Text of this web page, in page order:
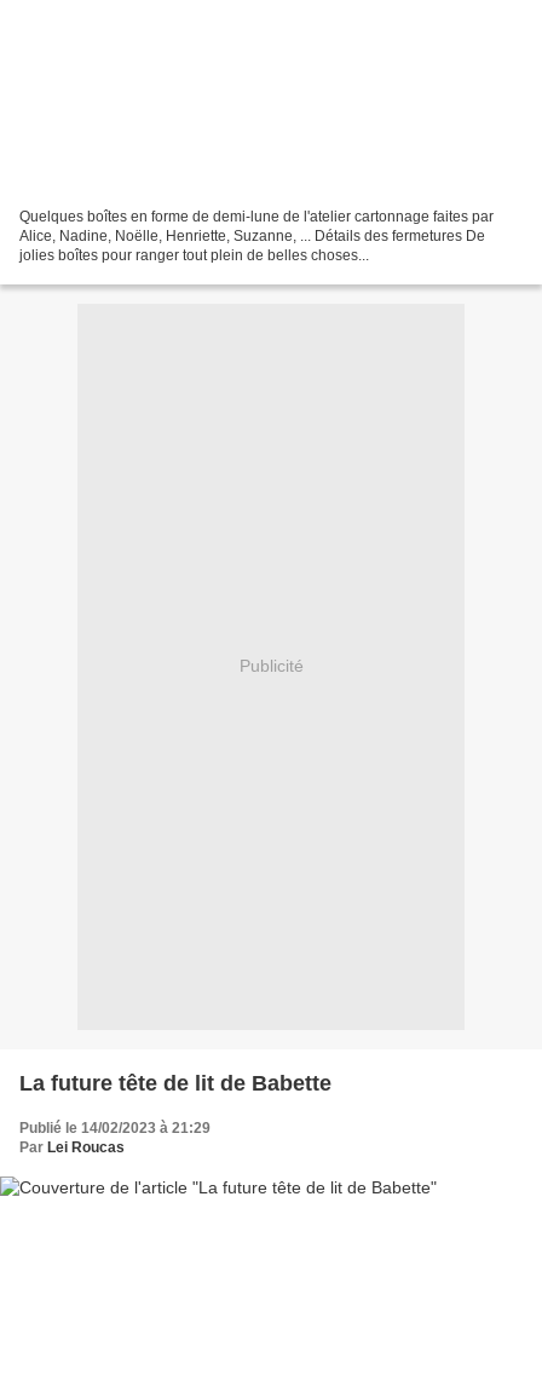
Quelques boîtes en forme de demi-lune de l'atelier cartonnage faites par
Alice, Nadine, Noëlle, Henriette, Suzanne, ... Détails des fermetures De
jolies boîtes pour ranger tout plein de belles choses...
Publicité
La future tête de lit de Babette
Publié le 14/02/2023 à 21:29
Par Lei Roucas